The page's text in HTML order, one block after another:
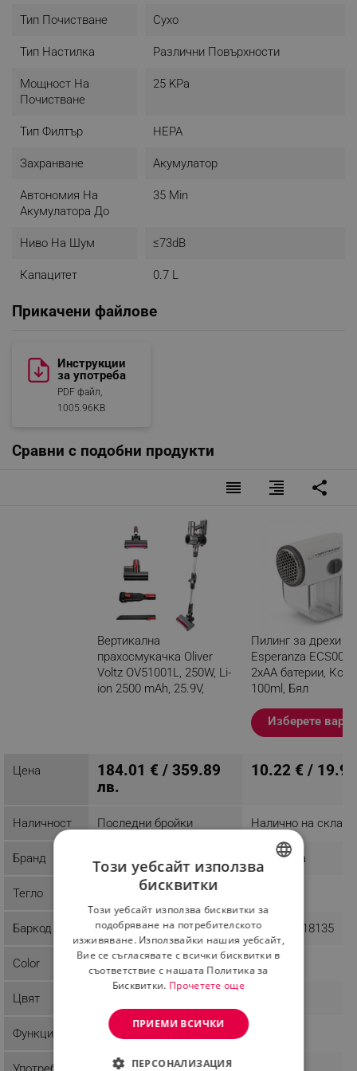
всеки дом.
Подходящ за почистване на улеи, ъгли, рамки на
прозорци, чекмеджета, клавиатури и други места.
Електрическа четка за акари
За почистване на различни видове акари от
текстилни повърхности.
Тип Почистване Сухо
Тип Настилка Различни Повърхности
Мощност На
Почистване
25 KPa
Тип Филтър HEPA
Захранване Акумулатор
Автономия На
Акумулатора До
35 Min
Ниво На Шум ≤73dB
Капацитет 0.7 L
Прикачени файлове
Инструкции
за употреба
PDF файл,
1005.96KB
Сравни с подобни продукти
reorder format_align_right share
Вертикална
прахосмукачка Oliver
Voltz OV51001L, 250W, Li-
ion 2500 mAh, 25.9V,
продукт
Пилинг за дрехи
Esperanza
2xAA батерии,
100ml, Бял
Изберете
Цена
184.01 € / 359.89
лв.
10.22 € /
Наличност Последни бройки Налично на склад
Бранд Voltz Esperanza
Тегло
Баркод 3800237041169 5901299918135
Color Сив
Цвят
Функции Осветление
Този уебсайт използва
бисквитки
Този уебсайт използва бисквитки за
подобряване на потребителското
изживяване. Използвайки нашия уебсайт,
Вие се съгласявате с всички бисквитки в
съответствие с нашата Политика за
Бисквитки. Прочетете още
ПРИЕМИ ВСИЧКИ
ПЕРСОНАЛИЗАЦИЯ